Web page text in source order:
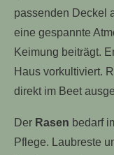
passenden Deckel
eine gespannte
Keimung beiträgt.
Haus vorkultiviert.
direkt im Beet
Der Rasen bedarf
Pflege. Laubreste